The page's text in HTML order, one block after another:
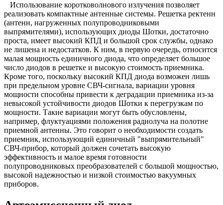
Использование коротковолнового излучения позволяет
реализовать компактные антенные системы. Решетка ректенн
(антенн, нагруженных полупроводниковыми
выпрямителями), использующих диоды Шотки, достаточно
проста, имеет высокий КПД и большой срок службы, однако
не лишена и недостатков. К ним, в первую очередь, относится
малая мощность единичного диода, что определяет большое
число диодов в решетке и высокую стоимость приемника.
Кроме того, поскольку высокий КПД диода возможен лишь
при предельном уровне СВЧ-сигнала, вариации уровня
мощности способны привести к деградации приемника из-за
невысокой устойчивости диодов Шотки к перегрузкам по
мощности. Такие вариации могут быть обусловлены,
например, флуктуациями положения радиолуча на полотне
приемной антенны. Это говорит о необходимости создать
приемник, использующий единичный "выпрямительный"
СВЧ-прибор, который должен сочетать высокую
эффективность и малое время готовности
полупроводниковых преобразователей с большой мощностью,
высокой надежностью и низкой стоимостью вакуумных
приборов.